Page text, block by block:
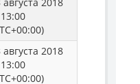
13:00
августа 2018
13:00